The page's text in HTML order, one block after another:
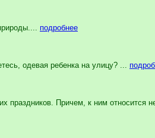
подробнее
одевая ребенка на улицу? ...
праздников. Причем, к ним относится